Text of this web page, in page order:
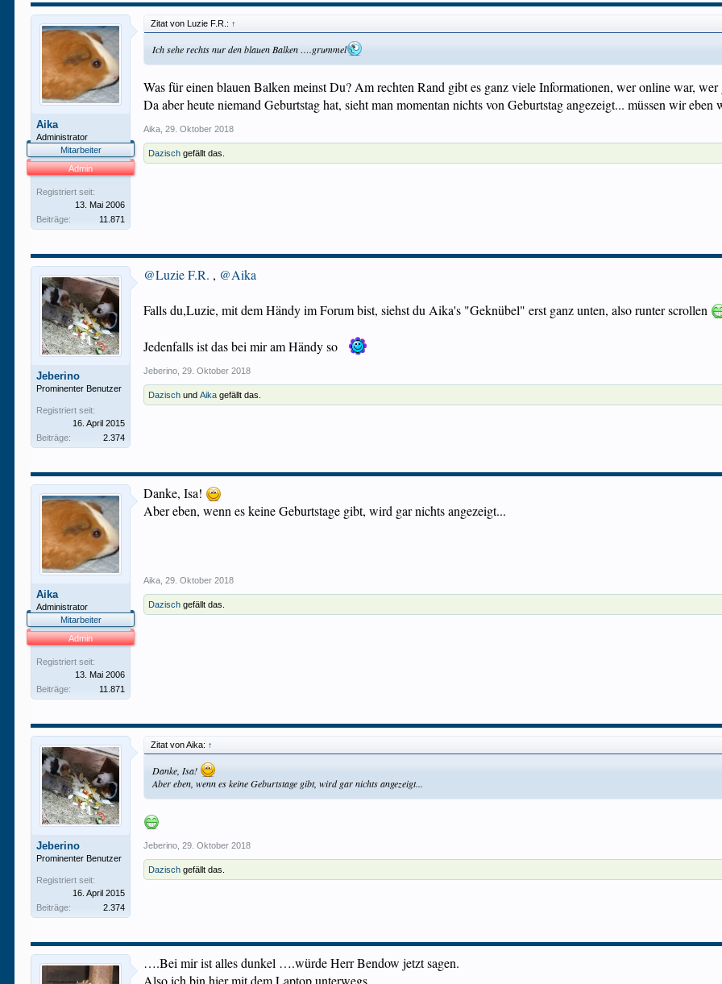
Aika
Administrator
Mitarbeiter
Admin
Registriert seit:
13. Mai 2006
Beiträge:
11.871
Zitat von Luzie F.R.: ↑
Ich sehe rechts nur den blauen Balken ….grummel
Was für einen blauen Balken meinst Du? Am rechten Rand gibt es ganz viele Informationen, wer online war,
Da aber heute niemand Geburtstag hat, sieht man momentan nichts von Geburtstag angezeigt... müssen wir eben
Aika 29. Oktober 2018
Dazisch gefällt das.
Jeberino
Prominenter Benutzer
Registriert seit:
16. April 2015
Beiträge:
2.374
@Luzie F.R. , @Aika
Falls du,Luzie, mit dem Händy im Forum bist, siehst du Aika's "Geknübel" erst ganz unten, also runter scrollen
Jedenfalls ist das bei mir am Händy so
Jeberino 29. Oktober 2018
Dazisch undAika gefällt das.
Aika
Administrator
Mitarbeiter
Admin
Registriert seit:
13. Mai 2006
Beiträge:
11.871
Danke, Isa!
Aber eben, wenn es keine Geburtstage gibt, wird gar nichts angezeigt...
Aika 29. Oktober 2018
Dazisch gefällt das.
Jeberino
Prominenter Benutzer
Registriert seit:
16. April 2015
Beiträge:
2.374
Zitat von Aika: ↑
Danke, Isa!
Aber eben, wenn es keine Geburtstage gibt, wird gar nichts angezeigt...
Jeberino 29. Oktober 2018
Dazisch gefällt das.
….Bei mir ist alles dunkel ….würde Herr Bendow jetzt sagen.
Also ich bin hier mit dem Laptop unterwegs .